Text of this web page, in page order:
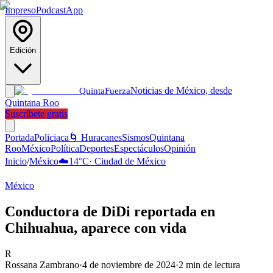
ImpresoPodcastApp
Edición
QuintaFuerzaNoticias de México, desde
Quintana Roo
Suscríbete gratis
PortadaPoliciaca 🌀 HuracanesSismosQuintana
RooMéxicoPolíticaDeportesEspectáculosOpinión
Inicio/México☁️14°C· Ciudad de México
México
Conductora de DiDi reportada en
Chihuahua, aparece con vida
R
Rossana Zambrano·4 de noviembre de 2024·2 min de lectura